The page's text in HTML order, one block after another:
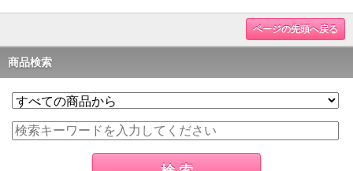
ページの先頭へ戻る
商品検索